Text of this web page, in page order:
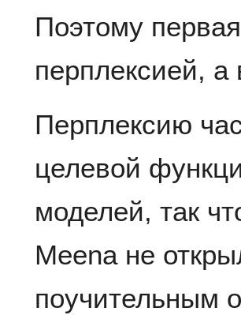
Поэтому
перплексией,
Перплексию
целевой
моделей, так
Meena не
поучительным